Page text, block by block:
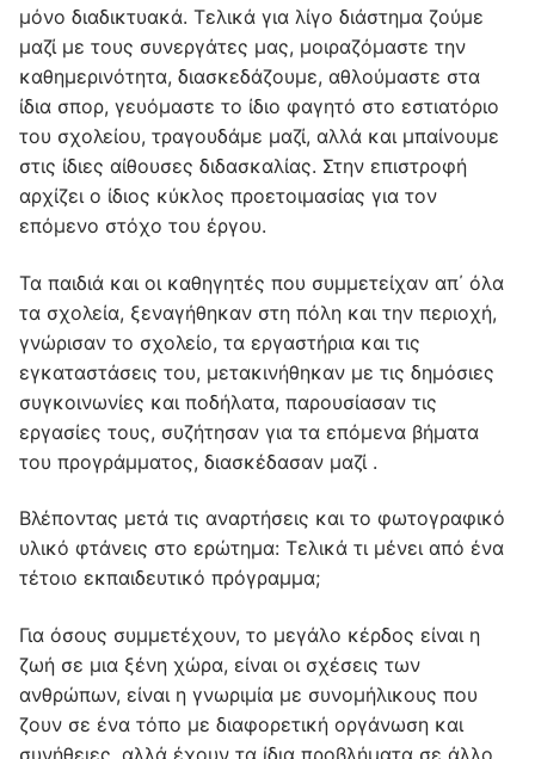
μόνο διαδικτυακά. Τελικά για λίγο διάστημα ζούμε
μαζί με τους συνεργάτες μας, μοιραζόμαστε την
καθημερινότητα, διασκεδάζουμε, αθλούμαστε στα
ίδια σπορ, γευόμαστε το ίδιο φαγητό στο εστιατόριο
του σχολείου, τραγουδάμε μαζί, αλλά και μπαίνουμε
στις ίδιες αίθουσες διδασκαλίας. Στην επιστροφή
αρχίζει ο ίδιος κύκλος προετοιμασίας για τον
επόμενο στόχο του έργου.
Τα παιδιά και οι καθηγητές που συμμετείχαν απ΄ όλα
τα σχολεία, ξεναγήθηκαν στη πόλη και την περιοχή,
γνώρισαν το σχολείο, τα εργαστήρια και τις
εγκαταστάσεις του, μετακινήθηκαν με τις δημόσιες
συγκοινωνίες και ποδήλατα, παρουσίασαν τις
εργασίες τους, συζήτησαν για τα επόμενα βήματα
του προγράμματος, διασκέδασαν μαζί .
Βλέποντας μετά τις αναρτήσεις και το φωτογραφικό
υλικό φτάνεις στο ερώτημα: Τελικά τι μένει από ένα
τέτοιο εκπαιδευτικό πρόγραμμα;
Για όσους συμμετέχουν, το μεγάλο κέρδος είναι η
ζωή σε μια ξένη χώρα, είναι οι σχέσεις των
ανθρώπων, είναι η γνωριμία με συνομήλικους που
ζουν σε ένα τόπο με διαφορετική οργάνωση και
συνήθειες, αλλά έχουν τα ίδια προβλήματα σε άλλο